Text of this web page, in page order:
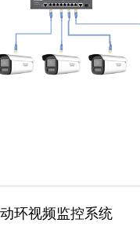
动环视频监控系统